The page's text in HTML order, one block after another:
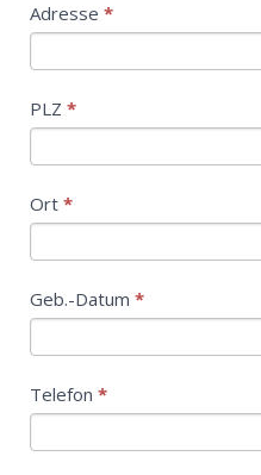
Adresse *
PLZ *
Ort *
Geb.-Datum *
Telefon *